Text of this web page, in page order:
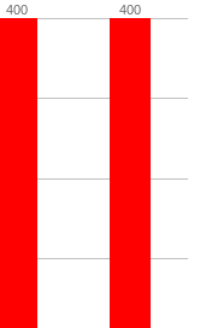
400 400